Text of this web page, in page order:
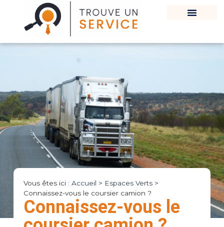
Vous êtes ici : Accueil > Espaces Verts>
Connaissez-vous le coursier camion ?
Connaissez-vous le